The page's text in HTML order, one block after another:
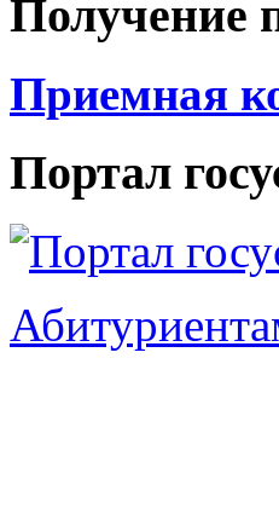
Получение
Приемная
Портал